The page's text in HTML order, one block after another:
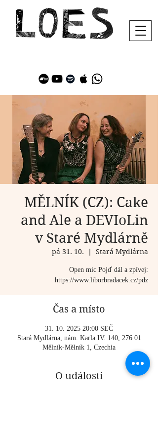
MĚLNÍK (CZ): Cake
and Ale a DEVIoLin
v Staré Mydlárně
pá 31. 10.
  |
Stará Mydlárna
Open mic Pojď dál a zpívej:
https://www.liborbradacek.cz/pdz
Čas a místo
31. 10. 2025 20:00 SEČ
Stará Mydlárna, nám. Karla IV. 140, 276 01
Mělník-Mělník 1, Czechia
O události